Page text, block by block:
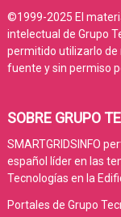
©1999-2025 El
intelectual de Grupo
permitido utilizarlo de
fuente y sin permiso
SOBRE GRUPO
SMARTGRIDSINFO
español líder en las
Tecnologías en la
Portales de Grupo